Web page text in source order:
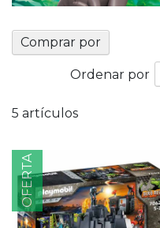
Comprar por
5 artículos
Ordenar por
OFERTA